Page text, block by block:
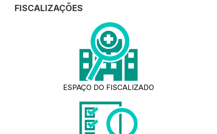
FISCALIZAÇÕES
ESPAÇO DO FISCALIZADO